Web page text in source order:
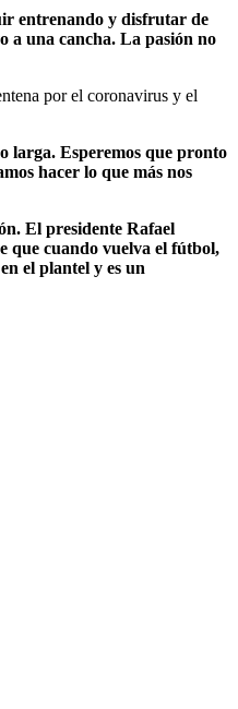
entrenando y disfrutar de
a una cancha. La pasión no
por el coronavirus y el
larga. Esperemos que pronto
hacer lo que más nos
El presidente Rafael
que cuando vuelva el fútbol,
el plantel y es un